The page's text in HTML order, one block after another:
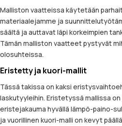
Malliston vaatteissa käytetään
materiaalejamme ja
säältä ja auttavat läpi korkeimpien
Tämän malliston vaatteet pystyvät
olosuhteissa.
Eristetty ja kuori-mallit
Tässä takissa on kaksi
laskutyyleihin. Eristetyssä mallissa
eristejakauma hyvällä lämpö-paino-
ja vuorillinen kuori-malli on kevyt